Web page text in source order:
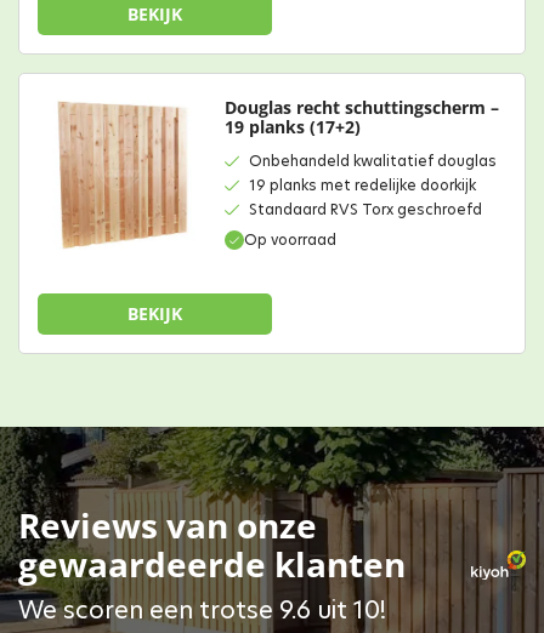
BEKIJK
Op voorraad
Douglas recht schuttingscherm –
19 planks (17+2)
Onbehandeld kwalitatief douglas
19 planks met redelijke doorkijk
Standaard RVS Torx geschroefd
BEKIJK
Reviews van onze
gewaardeerde klanten
We scoren een trotse 9.6 uit 10!